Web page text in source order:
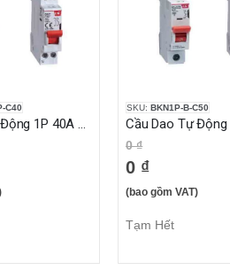
C40
Cầu Dao Tự Động 1P 40A 6KA
SKU: BKN1P-B-C50
0 ₫
0 ₫
(bao gồm VAT)
Tạm Hết